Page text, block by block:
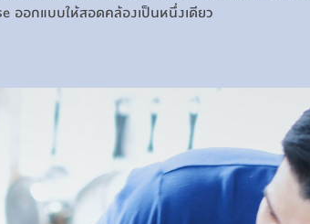
ออกแบบให้สอดคล้องเป็นหนึ่งเดียว